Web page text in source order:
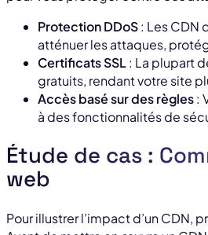
Protection DDoS: Les CDN
atténuer les attaques,
Certificats SSL: La plupart
gratuits, rendant votre site
Accès basé sur des règles:
à des fonctionnalités de
Étude de cas :
web
Pour illustrer l’impact d’un